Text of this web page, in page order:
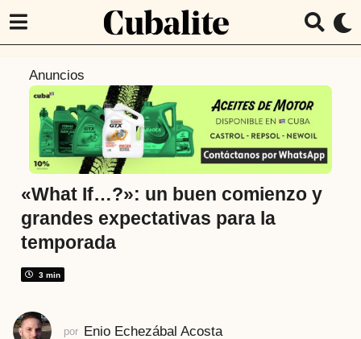
t
á
s
5
ñ
o
Anuncios
«What If…?»: un buen comienzo y
grandes expectativas para la
temporada
3 min
por Enio Echezábal Acosta